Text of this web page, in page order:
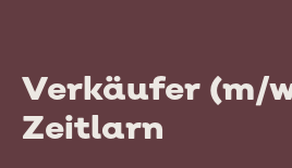
Verkäufer (m/
Zeitlarn